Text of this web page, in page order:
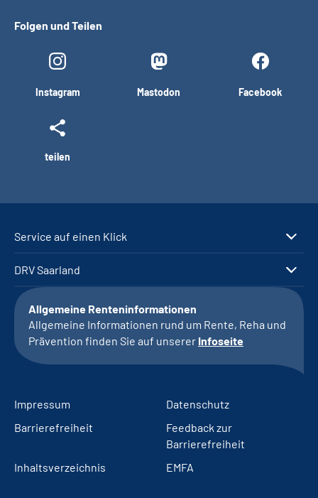
Folgen und Teilen
Instagram Mastodon Facebook
teilen
Service auf einen Klick
DRV Saarland
Allgemeine Renteninformationen
Allgemeine Informationen rund um Rente, Reha und
Prävention finden Sie auf unserer Infoseite
Impressum
Datenschutz
Barrierefreiheit
Feedback zur
Barrierefreiheit
Inhaltsverzeichnis
EMFA